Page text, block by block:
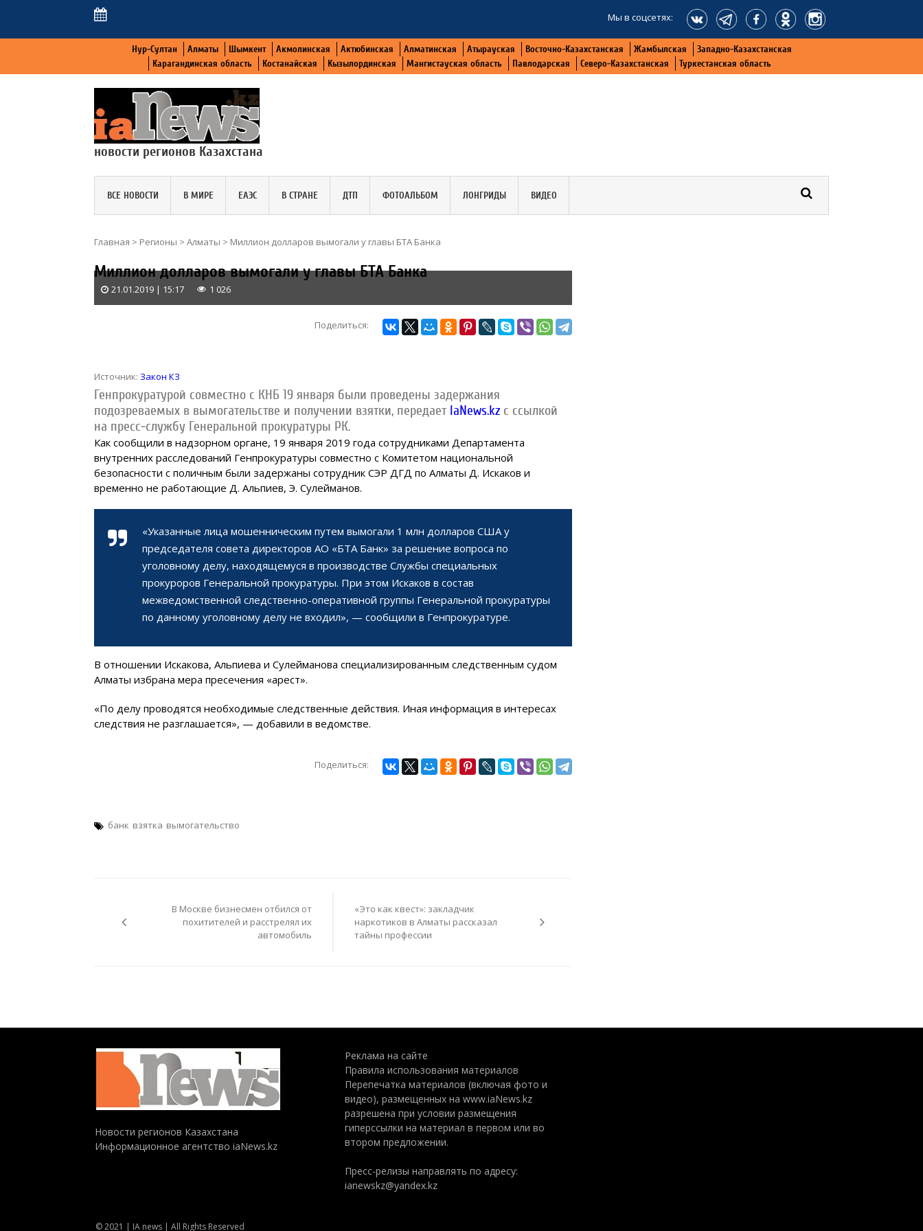
Мы в соцсетях:
Нур-Султан Алматы Шымкент Акмолинская Актюбинская Алматинская Атырауская Восточно-Казахстанская Жамбылская
Западно-Казахстанская
Карагандинская область
Костанайская Кызылординская Мангистауская область Павлодарская Северо-Казахстанская Туркестанская область
новости регионов Казахстана
ВСЕ НОВОСТИ В МИРЕ ЕАЭС В СТРАНЕ ДТП ФОТОАЛЬБОМ ЛОНГРИДЫ ВИДЕО
Главная > Регионы > Алматы > Миллион долларов вымогали у главы БТА Банка
Миллион долларов вымогали у главы БТА Банка
21.01.2019 | 15:17 1 026
Поделиться:
Источник: Закон КЗ
Генпрокуратурой совместно с КНБ 19 января были проведены задержания
подозреваемых в вымогательстве и получении взятки, передаетIaNews.kz с ссылкой
на пресс-службу Генеральной прокуратуры РК.
Как сообщили в надзорном органе, 19 января 2019 года сотрудниками Департамента
внутренних расследований Генпрокуратуры совместно с Комитетом национальной
безопасности с поличным были задержаны сотрудник СЭР ДГД по Алматы Д. Искаков и
временно не работающие Д. Альпиев, Э. Сулейманов.
«Указанные лица мошенническим путем вымогали 1 млн долларов США у
председателя совета директоров АО «БТА Банк» за решение вопроса по
уголовному делу, находящемуся в производстве Службы специальных
прокуроров Генеральной прокуратуры. При этом Искаков в состав
межведомственной следственно-оперативной группы Генеральной прокуратуры
по данному уголовному делу не входил», — сообщили в Генпрокуратуре.
В отношении Искакова, Альпиева и Сулейманова специализированным следственным судом
Алматы избрана мера пресечения «арест».
«По делу проводятся необходимые следственные действия. Иная информация в интересах
следствия не разглашается», — добавили в ведомстве.
Поделиться:
банк взятка вымогательство
записям
В Москве бизнесмен отбился от
похитителей и расстрелял их
автомобиль
«Это как квест»: закладчик
наркотиков в Алматы рассказал
тайны профессии
Новости регионов Казахстана
Информационное агентство iaNews.kz
Реклама на сайте
Правила использования материалов
Перепечатка материалов (включая фото и
видео), размещенных на www.iaNews.kz
разрешена при условии размещения
гиперссылки на материал в первом или во
втором предложении.
Пресс-релизы направлять по адресу:
ianewskz@yandex.kz
© 2021 | IA news | All Rights Reserved